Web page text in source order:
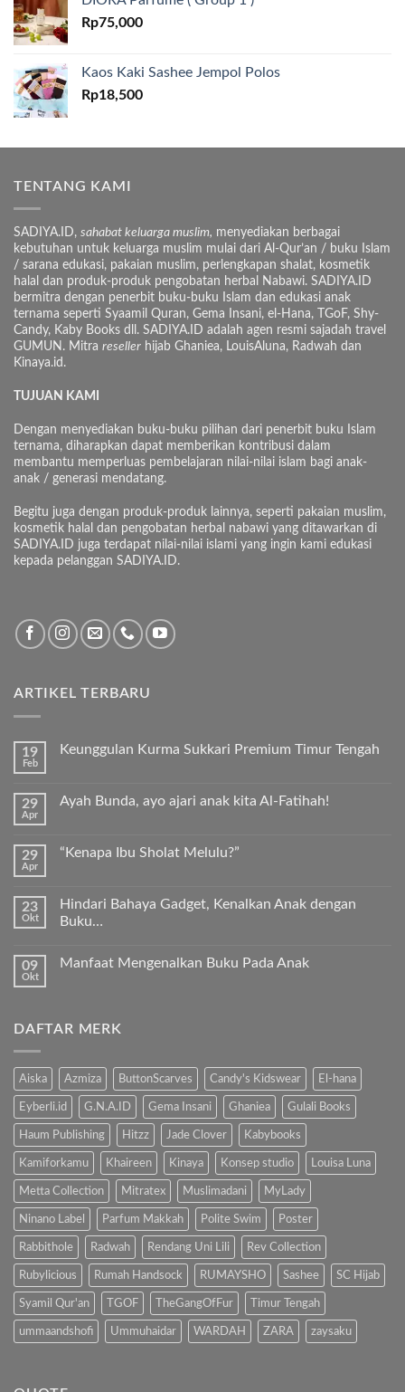
Rp75,000
Kaos Kaki Sashee Jempol Polos
Rp18,500
TENTANG KAMI
SADIYA.ID, sahabat keluarga muslim, menyediakan berbagai
kebutuhan untuk keluarga muslim mulai dari Al-Qur’an / buku Islam
/ sarana edukasi, pakaian muslim, perlengkapan shalat, kosmetik
halal dan produk-produk pengobatan herbal Nabawi. SADIYA.ID
bermitra dengan penerbit buku-buku Islam dan edukasi anak
ternama seperti Syaamil Quran, Gema Insani, el-Hana, TGoF, Shy-
Candy, Kaby Books dll. SADIYA.ID adalah agen resmi sajadah travel
GUMUN. Mitra reseller hijab Ghaniea, LouisAluna, Radwah dan
Kinaya.id.
TUJUAN KAMI
Dengan menyediakan buku-buku pilihan dari penerbit buku Islam
ternama, diharapkan dapat memberikan kontribusi dalam
membantu memperluas pembelajaran nilai-nilai islam bagi anak-
anak / generasi mendatang.
Begitu juga dengan produk-produk lainnya, seperti pakaian muslim,
kosmetik halal dan pengobatan herbal nabawi yang ditawarkan di
SADIYA.ID juga terdapat nilai-nilai islami yang ingin kami edukasi
kepada pelanggan SADIYA.ID.
ARTIKEL TERBARU
19
Feb
Keunggulan Kurma Sukkari Premium Timur Tengah
pada
Premium
29
Apr
Ayah Bunda, ayo ajari anak kita Al-Fatihah!
pada
ajari
kita
29
Apr
“Kenapa Ibu Sholat Melulu?”
pada
“Kenapa
23
Okt
Hindari Bahaya Gadget, Kenalkan Anak dengan
Buku…
komentar
Kenalkan
Anak
09
Okt
Manfaat Mengenalkan Buku Pada Anak
Manfaat
Anak
DAFTAR MERK
Aiska Azmiza ButtonScarves Candy's Kidswear El-hana
Eyberli.id G.N.A.ID Gema Insani Ghaniea Gulali Books
Haum Publishing Hitzz Jade Clover Kabybooks
Kamiforkamu Khaireen Kinaya Konsep studio Louisa Luna
Metta Collection Mitratex Muslimadani MyLady
Ninano Label Parfum Makkah Polite Swim Poster
Rabbithole Radwah Rendang Uni Lili Rev Collection
Rubylicious Rumah Handsock RUMAYSHO Sashee SC Hijab
Syamil Qur'an TGOF TheGangOfFur Timur Tengah
ummaandshofi Ummuhaidar WARDAH ZARA zaysaku